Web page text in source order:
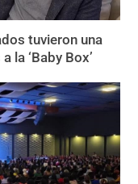
tuvieron una
la ‘Baby Box’